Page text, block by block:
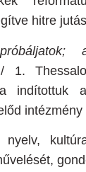
hitre
1.
indítottuk
intézmény